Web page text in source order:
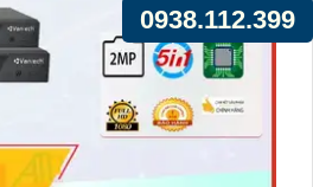
0938.112.399